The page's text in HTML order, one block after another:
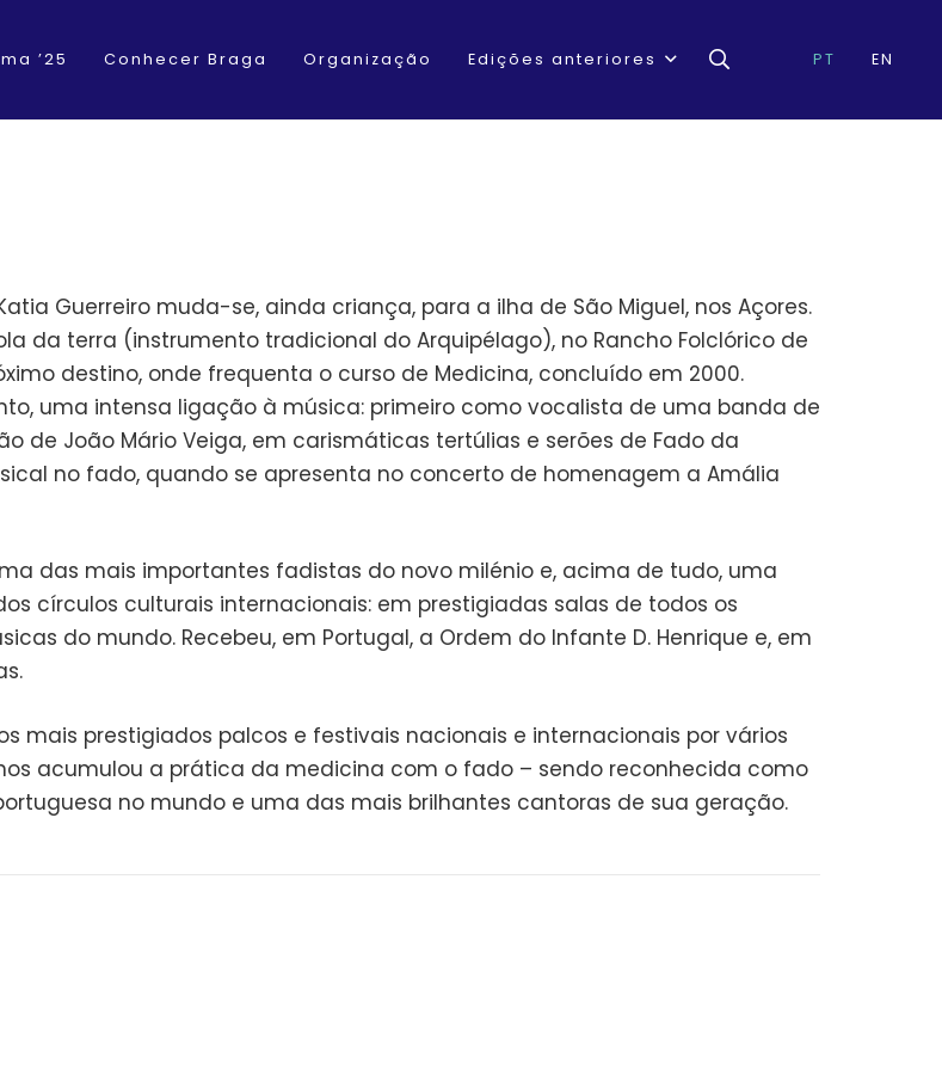
’25 Conhecer Braga Organização Edições anteriores PT EN
Guerreiro muda-se, ainda criança, para a ilha de São Miguel, nos Açores.
da terra (instrumento tradicional do Arquipélago), no Rancho Folclórico de
destino, onde frequenta o curso de Medicina, concluído em 2000.
uma intensa ligação à música: primeiro como vocalista de uma banda de
de João Mário Veiga, em carismáticas tertúlias e serões de Fado da
no fado, quando se apresenta no concerto de homenagem a Amália
das mais importantes fadistas do novo milénio e, acima de tudo, uma
círculos culturais internacionais: em prestigiadas salas de todos os
do mundo. Recebeu, em Portugal, a Ordem do Infante D. Henrique e, em
mais prestigiados palcos e festivais nacionais e internacionais por vários
acumulou a prática da medicina com o fado – sendo reconhecida como
no mundo e uma das mais brilhantes cantoras de sua geração.